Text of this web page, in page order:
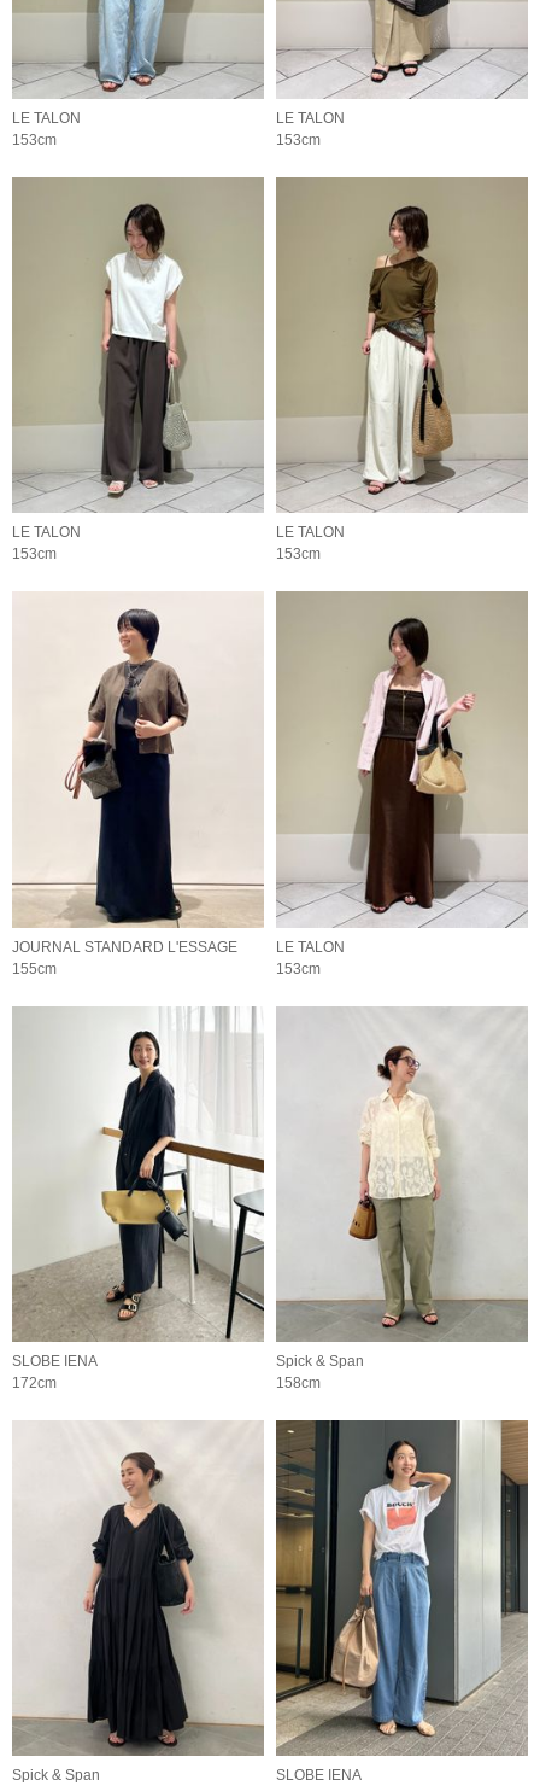
LE TALON
153cm
LE TALON
153cm
LE TALON
153cm
LE TALON
153cm
JOURNAL STANDARD L'ESSAGE
155cm
LE TALON
153cm
SLOBE IENA
172cm
Spick & Span
158cm
Spick & Span
SLOBE IENA